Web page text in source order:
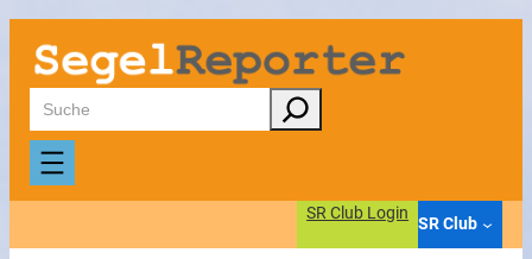
Suchen
SR Club Login
SR Club